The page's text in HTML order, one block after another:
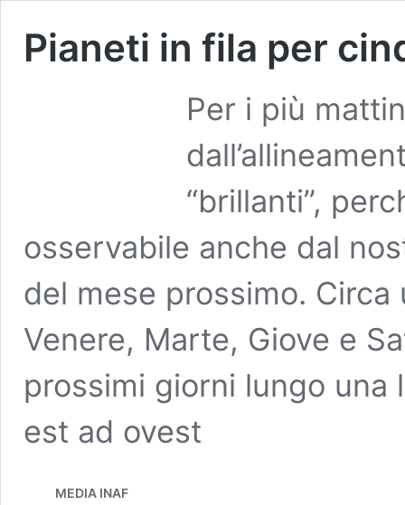
Pianeti in fila per
Per i più
“brillanti”,
osservabile anche dal
del mese prossimo. Circa
Venere, Marte, Giove e
prossimi giorni lungo una
est ad ovest
MEDIA INAF